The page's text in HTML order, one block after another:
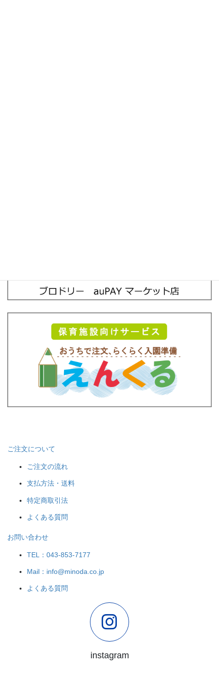
ご注文について
ご注文の流れ
支払方法・送料
特定商取引法
よくある質問
お問い合わせ
TEL：043-853-7177
Mail：info@minoda.co.jp
よくある質問
instagram